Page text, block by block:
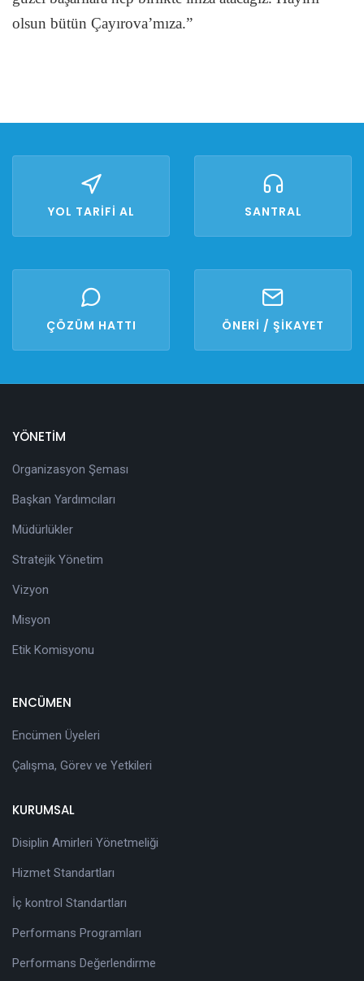
olsun bütün Çayırova’mıza.”
YOL TARİFİ AL SANTRAL
ÇÖZÜM HATTI ÖNERİ / ŞİKAYET
YÖNETİM
Organizasyon Şeması
Başkan Yardımcıları
Müdürlükler
Stratejik Yönetim
Vizyon
Misyon
Etik Komisyonu
ENCÜMEN
Encümen Üyeleri
Çalışma, Görev ve Yetkileri
KURUMSAL
Disiplin Amirleri Yönetmeliği
Hizmet Standartları
İç kontrol Standartları
Performans Programları
Performans Değerlendirme